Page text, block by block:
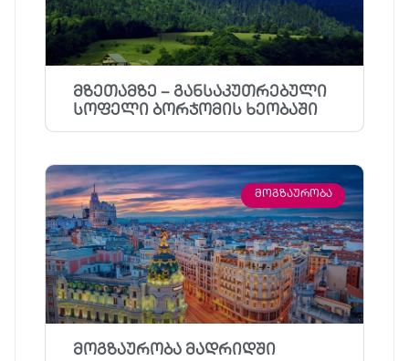
მზეთამზე – განსაკუთრებული
სოფელი ბორჯომის ხეობაში
ᲛᲝᲒᲖᲐᲣᲠᲝᲑᲐ
მოგზაურობა მადრიდში